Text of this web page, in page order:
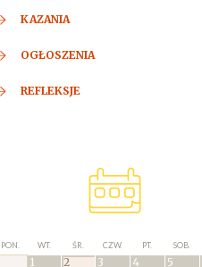
KAZANIA
OGŁOSZENIA
REFLEKSJE
PON. WT. ŚR. CZW. PT. SOB.
1 2 3 4 5